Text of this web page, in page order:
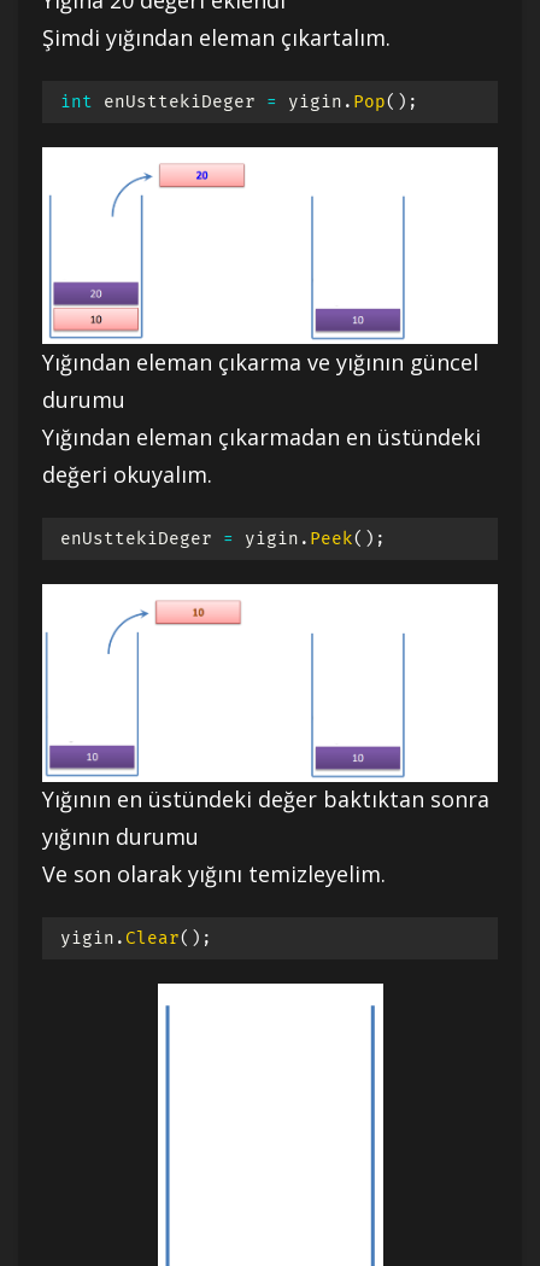
Şimdi yığından eleman çıkartalım.
int enUsttekiDeger = yigin . Pop( ) ;
Yığından eleman çıkarma ve yığının güncel
durumu
Yığından eleman çıkarmadan en üstündeki
değeri okuyalım.
enUsttekiDeger = yigin . Peek( ) ;
Yığının en üstündeki değer baktıktan sonra
yığının durumu
Ve son olarak yığını temizleyelim.
yigin . Clear( ) ;